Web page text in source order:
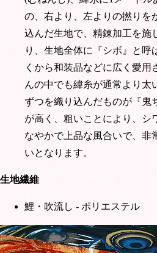
の、右より、左よりの撚りを
込んだ生地で、精錬加工を施
り、生地全体に『シボ』と呼
くから和装品などに広く愛用
んの中でも緯糸が通常より太
ずつを織り込んだものが『鬼
が高く、粗いことにより、シ
なやかで上品な風合いで、非
いとなります。
生地繊維
鯉・吹流し - ポリエステル